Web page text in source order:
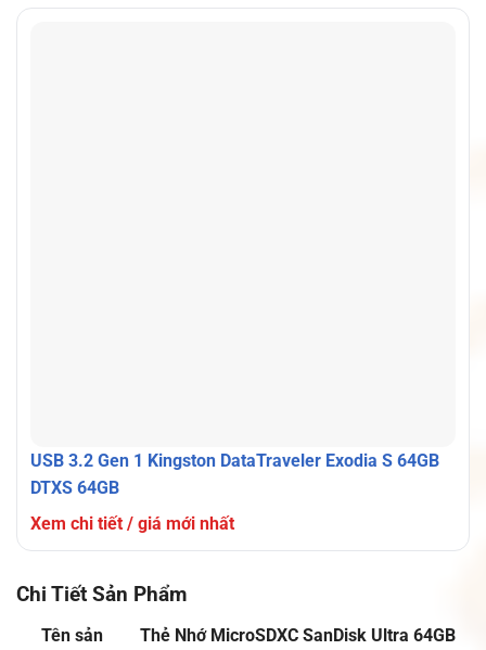
USB 3.2 Gen 1 Kingston DataTraveler Exodia S 64GB
DTXS 64GB
Xem chi tiết / giá mới nhất
Chi Tiết Sản Phẩm
Tên sản
Thẻ Nhớ MicroSDXC SanDisk Ultra 64GB